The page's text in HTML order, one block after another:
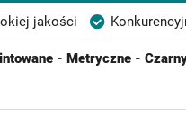
jakości
- Metryczne -